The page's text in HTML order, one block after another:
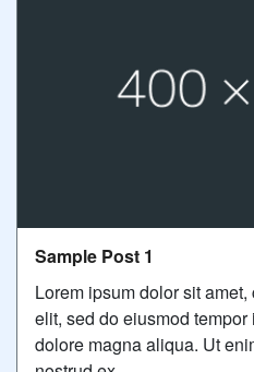
Sample Post 1
Lorem ipsum dolor sit
elit, sed do eiusmod
dolore magna aliqua. Ut